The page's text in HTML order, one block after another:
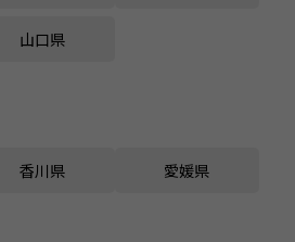
山口県
香川県 愛媛県